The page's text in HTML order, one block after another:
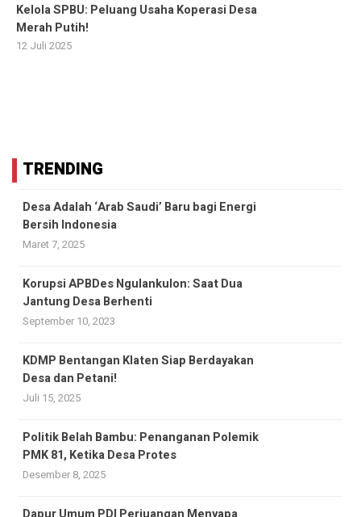
Kelola SPBU: Peluang Usaha Koperasi Desa
Merah Putih!
12 Juli 2025
TRENDING
Desa Adalah ‘Arab Saudi’ Baru bagi Energi
Bersih Indonesia
Maret 7, 2025
Korupsi APBDes Ngulankulon: Saat Dua
Jantung Desa Berhenti
September 10, 2023
KDMP Bentangan Klaten Siap Berdayakan
Desa dan Petani!
Juli 15, 2025
Politik Belah Bambu: Penanganan Polemik
PMK 81, Ketika Desa Protes
Desember 8, 2025